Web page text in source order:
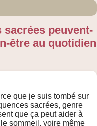
sacrées peuvent-
être au quotidien
que je suis tombé sur
sacrées, genre
que ça peut aider à
sommeil, voire même